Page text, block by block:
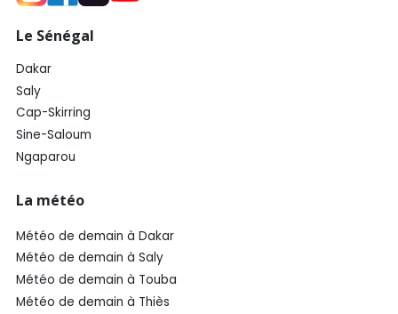
Le Sénégal
Dakar
Saly
Cap-Skirring
Sine-Saloum
Ngaparou
La météo
Météo de demain à Dakar
Météo de demain à Saly
Météo de demain à Touba
Météo de demain à Thiès